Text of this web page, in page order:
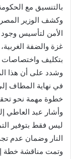
بالتنسيق مع
وكشف الوزير
الأمن لتأسيس
غزة والضفة
بتكليف
وشدد على أن هذا
في نهاية المطاف
خطوة مهمة نحو
وأشار عبد العاطي
ليس فقط بتوفير
النار وضمان عدم
وتمت مناقشة خطة